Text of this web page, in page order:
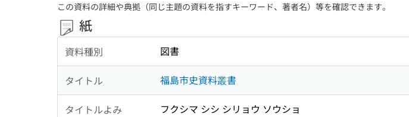
この資料の詳細や典拠（同じ主題の資料を指すキーワード、著者名）等を確認できます。
紙
資料種別 図書
タイトル 福島市史資料叢書
タイトルよみ フクシマ シシ シリョウ ソウショ